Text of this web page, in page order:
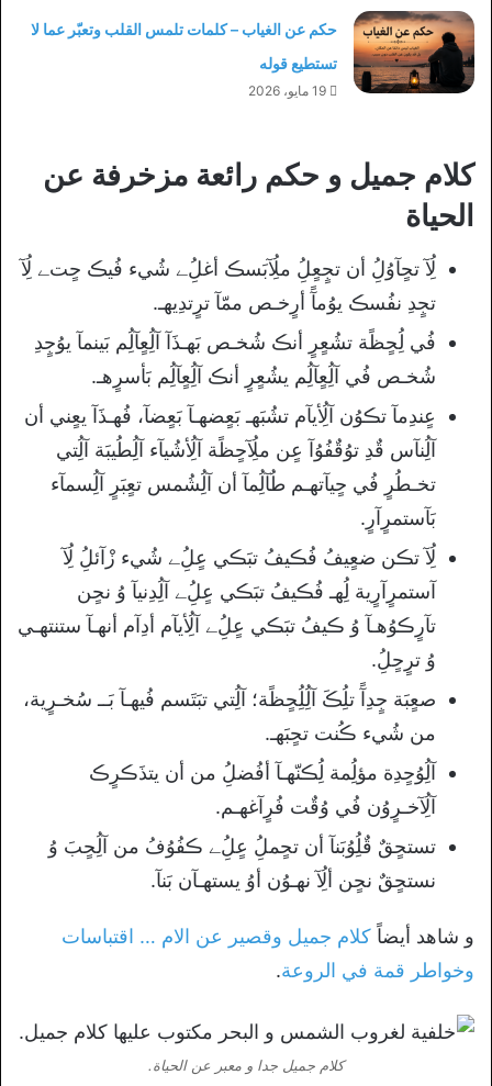
حكم عن الغياب – كلمات تلمس القلب وتعبّر عما لا
تستطيع قوله
19 مايو، 2026
كلام جميل و حكم رائعة مزخرفة عن
الحياة
لُِآ تحٍآوُلُِ أن تجٍعٍلُِ ملُِآبَسڪ أغلُِﮯ شُيء فُيڪ حٍتﮯ لُِآ
تجٍدِ نفُسڪ يوُمآً أرٍخـص ممّآ ترٍتدِيهـ.
فُي لُِحٍظًة تشُعٍرٍ أنڪ شُخـص بَهـذَآ آلُِعٍآلُِم بَينمآ يوُجٍدِ
شُخـص فُي آلُِعٍآلُِم يشُعٍرٍ أنڪ آلُِعٍآلُِم بَأسرٍهـ.
عٍندِمآ تڪوُن آلُِأيآم تشُبَهـ بَعٍضهـآ بَعٍضآ، فُهـذَآ يعٍني أن
آلُِنآس قٌدِ توُقٌفُوُآ عٍن ملُِآحٍظًة آلُِأشُيآء آلُِطُيبَة آلُِتي
تخـطُرٍ فُي حٍيآتهـم طُآلُِمآ أن آلُِشُمس تعٍبَرٍ آلُِسمآء
بَآستمرٍآرٍ.
لُِآ تڪن ضعٍيفُ فُڪيفُ تبَڪي عٍلُِﮯ شُيء زْآئلُِ لُِآ
آستمرٍآرٍية لُِهـ فُڪيفُ تبَڪي عٍلُِﮯ آلُِدِنيآ وُ نحٍن
تآرٍڪوُهـآ وُ ڪيفُ تبَڪي عٍلُِﮯ آلُِأيآم أدِآم أنهـآ ستنتهـي
وُ ترٍحٍلُِ.
صعٍبَة جٍدِآً تلُِڪَ آلُِلُِحٍظًة؛ آلُِتي تبَتَسم فُيهـآ بَــ سُخـرٍية،
من شُيء ڪُنت تحٍبَهـ.
آلُِوُحٍدِة مؤلُِمة لُِڪنّهـآ أفُضلُِ من أن يتذَڪرٍڪ
آلُِآخـرٍوُن فُي وُقٌت فُرٍآغهـم.
تستحٍقٌ قٌلُِوُبَنآ أن تحٍملُِ عٍلُِﮯ ڪفُوُفُ من آلُِحٍبَ وُ
نستحٍقٌ نحٍن ألُِآ نهـوُن أوُ يستهـآن بَنآ.
و شاهد أيضاً كلام جميل وقصير عن الام … اقتباسات
وخواطر قمة في الروعة.
كلام جميل جدا و معبر عن الحياة.